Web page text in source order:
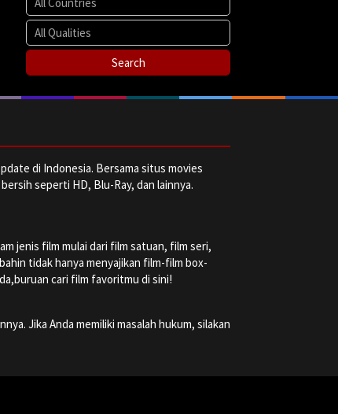
di Indonesia. Bersama situs movies
seperti HD, Blu-Ray, dan lainnya.
jenis film mulai dari film satuan, film seri,
tidak hanya menyajikan film-film box-
cari film favoritmu di sini!
Jika Anda memiliki masalah hukum, silakan